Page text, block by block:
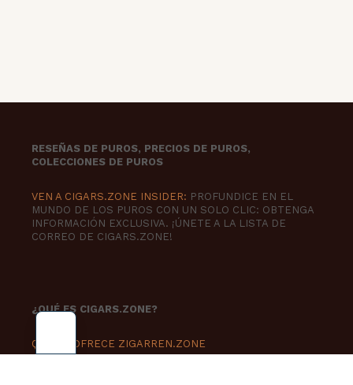
RESEÑAS DE PUROS, PRECIOS DE PUROS,
COLECCIONES DE PUROS
VEN A CIGARS.ZONE INSIDER: PROFUNDICE EN EL
MUNDO DE LOS PUROS CON UN SOLO CLIC: OBTENGA
INFORMACIÓN EXCLUSIVA. ¡ÚNETE A LA LISTA DE
CORREO DE CIGARS.ZONE!
¿QUÉ ES CIGARS.ZONE?
QUÉ LE OFRECE ZIGARREN.ZONE